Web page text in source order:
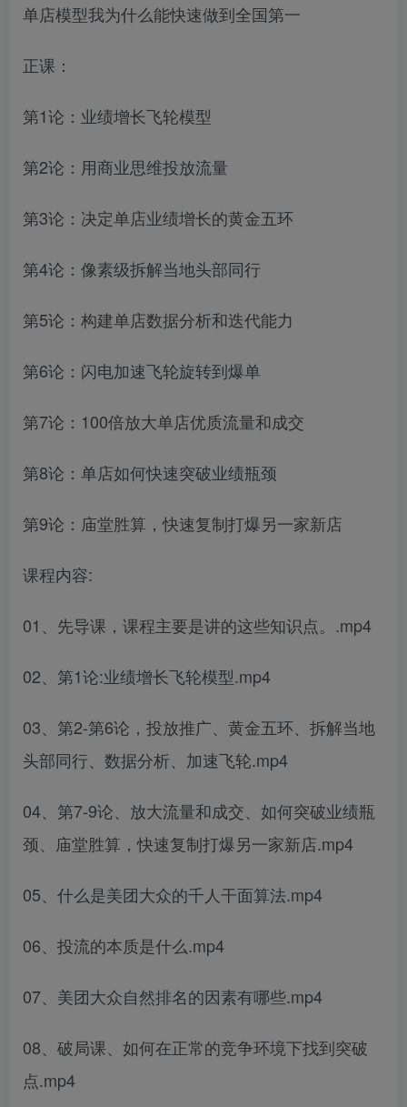
单店模型我为什么能快速做到全国第一
正课：
第1论：业绩增长飞轮模型
第2论：用商业思维投放流量
第3论：决定单店业绩增长的黄金五环
第4论：像素级拆解当地头部同行
第5论：构建单店数据分析和迭代能力
第6论：闪电加速飞轮旋转到爆单
第7论：100倍放大单店优质流量和成交
第8论：单店如何快速突破业绩瓶颈
第9论：庙堂胜算，快速复制打爆另一家新店
课程内容:
01、先导课，课程主要是讲的这些知识点。.mp4
02、第1论:业绩增长飞轮模型.mp4
03、第2-第6论，投放推广、黄金五环、拆解当地
头部同行、数据分析、加速飞轮.mp4
04、第7-9论、放大流量和成交、如何突破业绩瓶
颈、庙堂胜算，快速复制打爆另一家新店.mp4
05、什么是美团大众的千人干面算法.mp4
06、投流的本质是什么.mp4
07、美团大众自然排名的因素有哪些.mp4
08、破局课、如何在正常的竞争环境下找到突破
点.mp4